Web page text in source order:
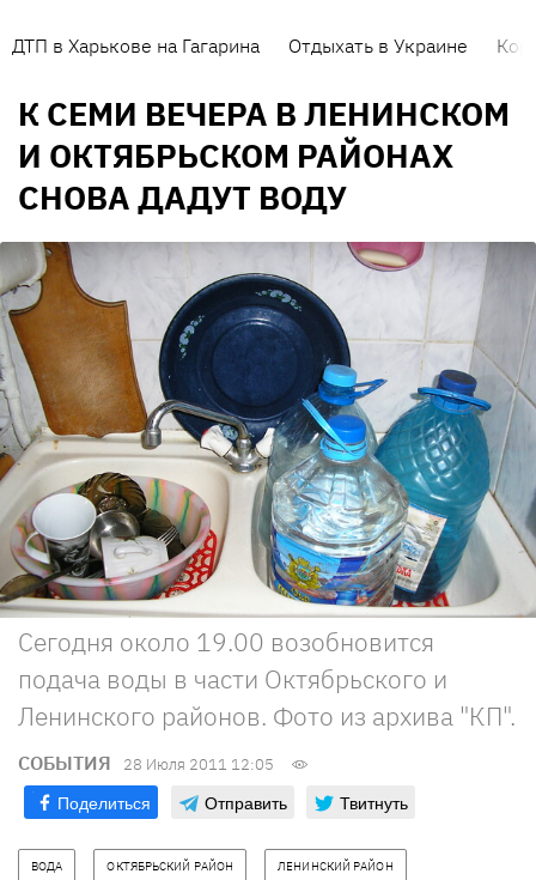
ДТП в Харькове на Гагарина Отдыхать в Украине
К СЕМИ ВЕЧЕРА В ЛЕНИНСКОМ
И ОКТЯБРЬСКОМ РАЙОНАХ
СНОВА ДАДУТ ВОДУ
Сегодня около 19.00 возобновится
подача воды в части Октябрьского и
Ленинского районов. Фото из архива "КП".
СОБЫТИЯ 28 Июля 2011 12:05
Поделиться Отправить Твитнуть
ВОДА ОКТЯБРЬСКИЙ РАЙОН ЛЕНИНСКИЙ РАЙОН